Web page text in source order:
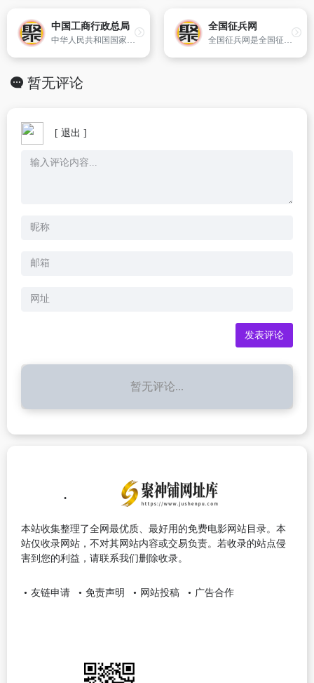
中国工商行政总局
中华人民共和国国家工商行政管理总局官方网站
全国征兵网
全国征兵网是全国征兵报名唯一官方网站。
暂无评论
[ 退出 ]
暂无评论...
本站收集整理了全网最优质、最好用的免费电影网站目录。本
站仅收录网站，不对其网站内容或交易负责。若收录的站点侵
害到您的利益，请联系我们删除收录。
友链申请 免责声明 网站投稿 广告合作